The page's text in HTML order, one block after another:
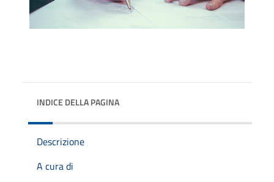
INDICE DELLA PAGINA
Descrizione
A cura di